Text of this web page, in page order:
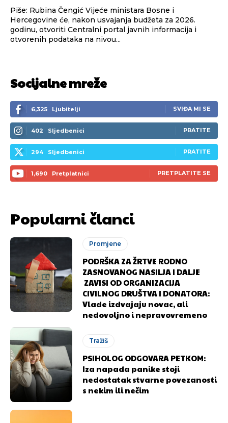
Pusti priču da živi!
Pusti priču da živi!
Piše: Rubina Čengić Vijeće ministara Bosne i
Hercegovine će, nakon usvajanja budžeta za 2026.
godinu, otvoriti Centralni portal javnih informacija i
otvorenih podataka na nivou...
Socijalne mreže
6,325 Ljubitelji SVIĐA MI SE
402 Sljedbenici PRATITE
294 Sljedbenici PRATITE
1,690 Pretplatnici PRETPLATITE SE
Popularni članci
Promjene
PODRŠKA ZA ŽRTVE RODNO
ZASNOVANOG NASILJA I DALJE
ZAVISI OD ORGANIZACIJA
CIVILNOG DRUŠTVA I DONATORA:
Vlade izdvajaju novac, ali
nedovoljno i nepravovremeno
Tražiš
PSIHOLOG ODGOVARA PETKOM:
Iza napada panike stoji
nedostatak stvarne povezanosti
s nekim ili nečim